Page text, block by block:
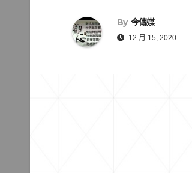
By 今傳媒
12 月 15, 2020